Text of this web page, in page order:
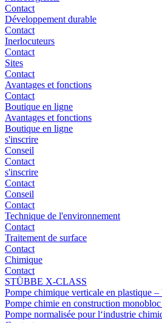
Contact
Développement durable
Contact
Inerlocuteurs
Contact
Sites
Contact
Avantages et fonctions
Contact
Boutique en ligne
Avantages et fonctions
Boutique en ligne
s'inscrire
Conseil
Contact
s'inscrire
Contact
Conseil
Contact
Technique de l'environnement
Contact
Traitement de surface
Contact
Chimique
Contact
STÜBBE X-CLASS
Pompe chimique verticale en plastique
Pompe chimie en construction
Pompe normalisée pour l‘industrie